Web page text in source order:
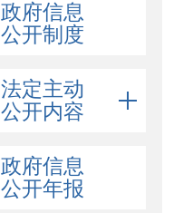
政府信息
公开制度
法定主动
公开内容
政府信息
公开年报